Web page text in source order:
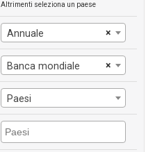
Altrimenti seleziona un paese
×
Annuale
×
Banca mondiale
Paesi